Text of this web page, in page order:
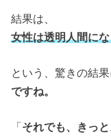
結果は、
女性は透明人間に
という、驚きの結果
ですね。
「 それでも、きっ